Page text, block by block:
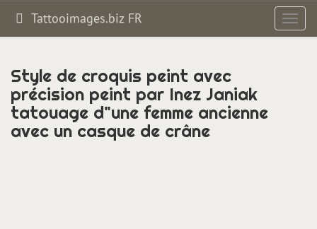
la
Tattooimages.biz FR
Style de croquis peint avec
précision peint par Inez Janiak
tatouage d"une femme ancienne
avec un casque de crâne